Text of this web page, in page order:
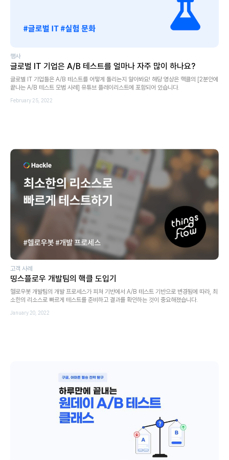
행사
글로벌 IT 기업은 A/B 테스트를 얼마나 자주 많이 하나요?
글로벌 IT 기업들은 A/B 테스트를 어떻게 돌리는지 알아봐요! 해당 영상은 핵클의 [2분안에
끝나는 A/B 테스트 모범 사례] 유튜브 플레이리스트에 포함되어 있습니다.
February 25, 2022
고객 사례
띵스플로우 개발팀의 핵클 도입기
헬로우봇 개발팀의 개발 프로세스가 피쳐 기반에서 A/B 테스트 기반으로 변경됨에 따라, 최
소한의 리소스로 빠르게 테스트를 준비하고 결과를 확인하는 것이 중요해졌습니다.
January 20, 2022